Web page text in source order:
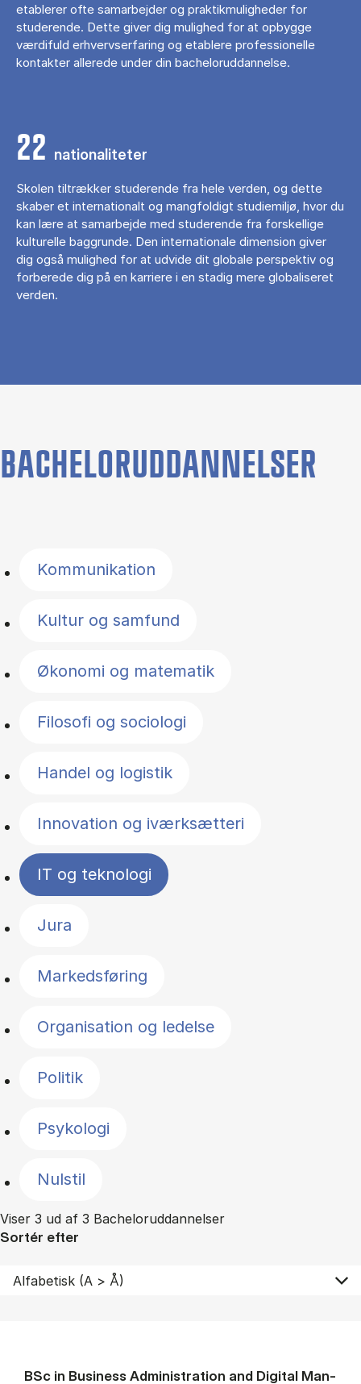
etablerer ofte samarbejder og praktikmuligheder for
studerende. Dette giver dig mulighed for at opbygge
værdifuld erhvervserfaring og etablere professionelle
kontakter allerede under din bacheloruddannelse.
22 nationaliteter
Skolen tiltrækker studerende fra hele verden, og dette
skaber et internationalt og mangfoldigt studiemiljø, hvor du
kan lære at samarbejde med studerende fra forskellige
kulturelle baggrunde. Den internationale dimension giver
dig også mulighed for at udvide dit globale perspektiv og
forberede dig på en karriere i en stadig mere globaliseret
verden.
BACHELORUDDANNELSER
Kommunikation
Kultur og samfund
Økonomi og matematik
Filosofi og sociologi
Handel og logistik
Innovation og iværksætteri
IT og teknologi
Jura
Markedsføring
Organisation og ledelse
Politik
Psykologi
Nulstil
Viser 3 ud af 3 Bacheloruddannelser
Sortér efter
BSc in Busi­ness Ad­min­is­tra­tion and Di­git­al Man­